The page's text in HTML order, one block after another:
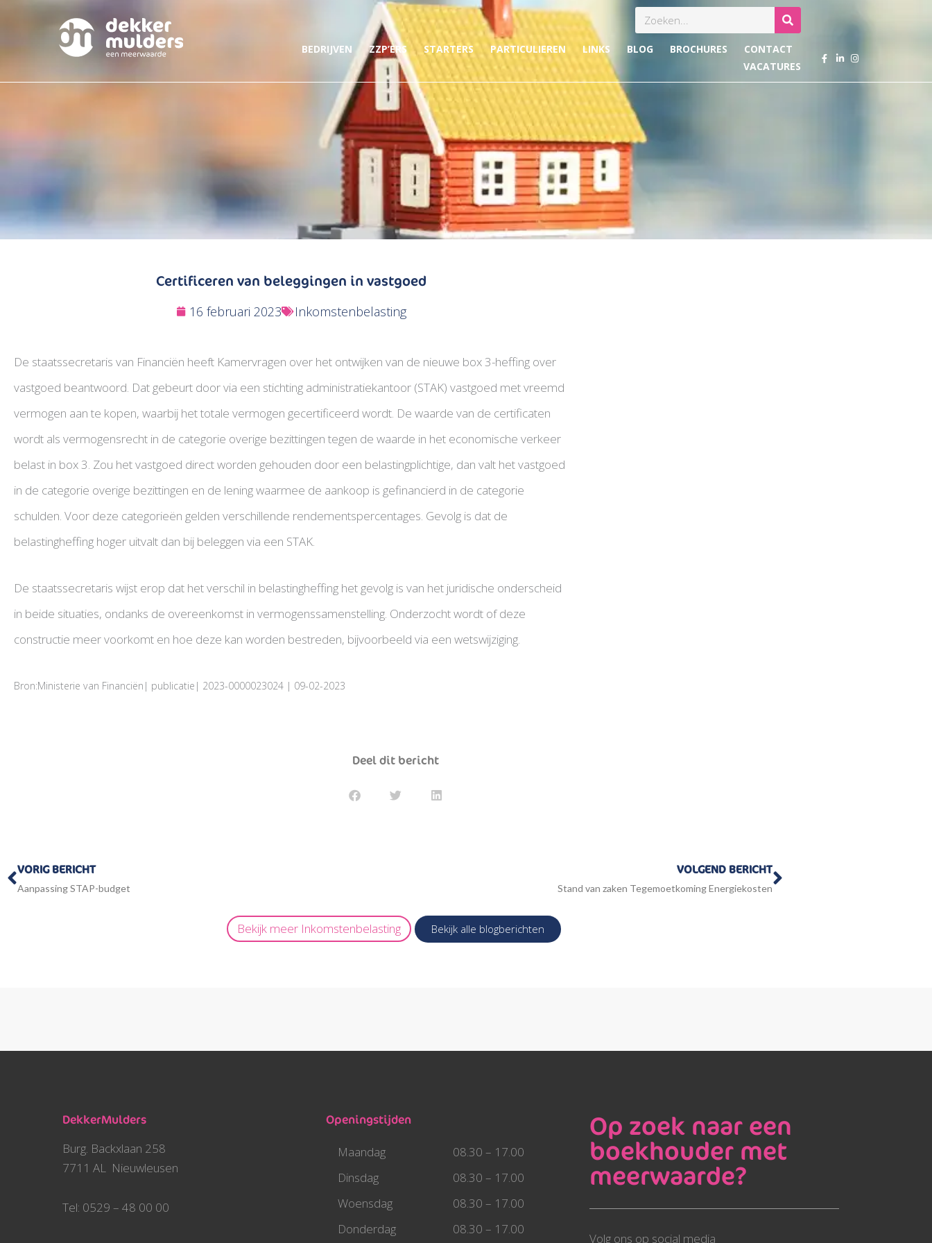
Zoeken
BEDRIJVEN ZZP’ERS STARTERS PARTICULIEREN LINKS BLOG BROCHURES
CONTACT
VACATURES
Certificeren van beleggingen in vastgoed
16 februari 2023 Inkomstenbelasting
De staatssecretaris van Financiën heeft Kamervragen over het ontwijken van de nieuwe box 3-heffing over
vastgoed beantwoord. Dat gebeurt door via een stichting administratiekantoor (STAK) vastgoed met vreemd
vermogen aan te kopen, waarbij het totale vermogen gecertificeerd wordt. De waarde van de certificaten
wordt als vermogensrecht in de categorie overige bezittingen tegen de waarde in het economische verkeer
belast in box 3. Zou het vastgoed direct worden gehouden door een belastingplichtige, dan valt het vastgoed
in de categorie overige bezittingen en de lening waarmee de aankoop is gefinancierd in de categorie
schulden. Voor deze categorieën gelden verschillende rendementspercentages. Gevolg is dat de
belastingheffing hoger uitvalt dan bij beleggen via een STAK.
De staatssecretaris wijst erop dat het verschil in belastingheffing het gevolg is van het juridische onderscheid
in beide situaties, ondanks de overeenkomst in vermogenssamenstelling. Onderzocht wordt of deze
constructie meer voorkomt en hoe deze kan worden bestreden, bijvoorbeeld via een wetswijziging.
Bron:Ministerie van Financiën| publicatie| 2023-0000023024 | 09-02-2023
Deel dit bericht
Vorige
VORIG BERICHT
Aanpassing STAP-budget
VOLGEND BERICHT
Stand van zaken Tegemoetkoming Energiekosten
Volgende
Bekijk meer Inkomstenbelasting Bekijk alle blogberichten
DekkerMulders
Burg. Backxlaan 258
7711 AL Nieuwleusen
Tel: 0529 – 48 00 00
Openingstijden
Maandag
08.30 – 17.00
Dinsdag
08.30 – 17.00
Woensdag
08.30 – 17.00
Donderdag
08.30 – 17.00
Op zoek naar een
boekhouder met
meerwaarde?
Volg ons op social media